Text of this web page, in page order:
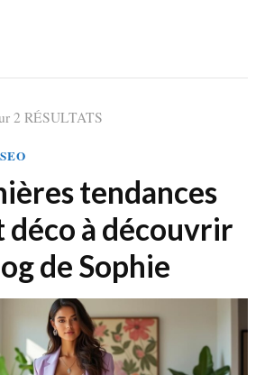
2 RÉSULTATS
SEO
tendances
déco à découvrir
de Sophie